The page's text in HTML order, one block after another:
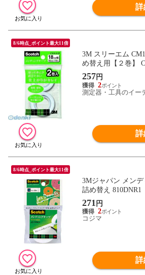
詳
8/6時点_ポイント最大11倍
3M スリーエム
め替え用【２巻】
テープ CM18-R2P詰
257 円
2
測定器・工具のイー
詳
8/6時点_ポイント最大11倍
3Mジャパン メン
詰め替え 810DNR1
271 円
2
コジマ
詳